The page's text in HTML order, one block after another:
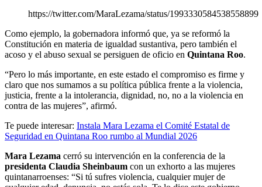
https://twitter.com/MaraLezama/status/1993330584538558899
Como ejemplo, la gobernadora informó que, ya se reformó la
Constitución en materia de igualdad sustantiva, pero también el
acoso y el abuso sexual se persiguen de oficio en Quintana Roo.
“Pero lo más importante, en este estado el compromiso es firme y
claro que nos sumamos a su política pública frente a la violencia,
justicia, frente a la intolerancia, dignidad, no, no a la violencia en
contra de las mujeres”, afirmó.
Te puede interesar: Instala Mara Lezama el Comité Estatal de
Seguridad en Quintana Roo rumbo al Mundial 2026
Mara Lezama cerró su intervención en la conferencia de la
presidenta Claudia Sheinbaum con un exhorto a las mujeres
quintanarroenses: “Si tú sufres violencia, cualquier mujer de